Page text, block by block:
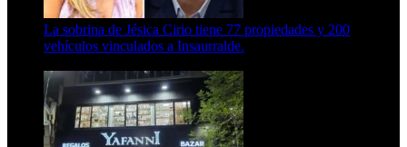
La sobrina de Jésica Cirio tiene 77 propiedades y 200
vehículos vinculados a Insaurralde.